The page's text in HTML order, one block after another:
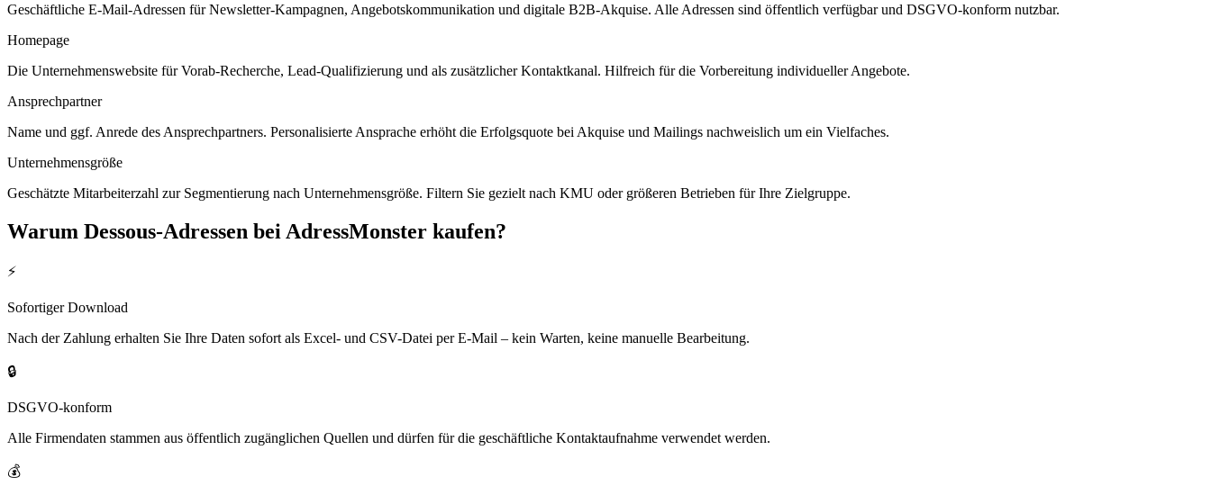
Geschäftliche E-Mail-Adressen für Newsletter-Kampagnen, Angebotskommunikation und digitale B2B-Akquise. Alle Adressen sind öffentlich verfügbar und DSGVO-konform nutzbar.
Homepage
Die Unternehmenswebsite für Vorab-Recherche, Lead-Qualifizierung und als zusätzlicher Kontaktkanal. Hilfreich für die Vorbereitung individueller Angebote.
Ansprechpartner
Name und ggf. Anrede des Ansprechpartners. Personalisierte Ansprache erhöht die Erfolgsquote bei Akquise und Mailings nachweislich um ein Vielfaches.
Unternehmensgröße
Geschätzte Mitarbeiterzahl zur Segmentierung nach Unternehmensgröße. Filtern Sie gezielt nach KMU oder größeren Betrieben für Ihre Zielgruppe.
Warum Dessous-Adressen bei AdressMonster kaufen?
⚡
Sofortiger Download
Nach der Zahlung erhalten Sie Ihre Daten sofort als Excel- und CSV-Datei per E-Mail – kein Warten, keine manuelle Bearbeitung.
🔒
DSGVO-konform
Alle Firmendaten stammen aus öffentlich zugänglichen Quellen und dürfen für die geschäftliche Kontaktaufnahme verwendet werden.
💰